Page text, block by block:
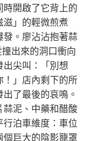
開啟了它背上的
滋」的輕微煎煮
發。廖沾沾抱著蒜
出來的洞口衝向
出尖叫：「別想
！」店內剩下的所
了最後的哀鳴。
蒜泥、中藥和醋酸
泊車維度：車位
巨大的陰影籠罩